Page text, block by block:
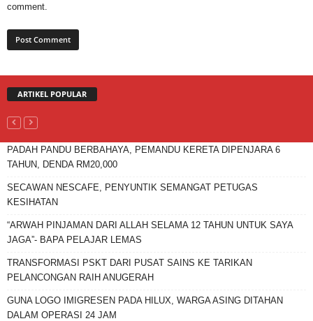
comment.
ARTIKEL POPULAR
PADAH PANDU BERBAHAYA, PEMANDU KERETA DIPENJARA 6
TAHUN, DENDA RM20,000
SECAWAN NESCAFE, PENYUNTIK SEMANGAT PETUGAS
KESIHATAN
“ARWAH PINJAMAN DARI ALLAH SELAMA 12 TAHUN UNTUK SAYA
JAGA”- BAPA PELAJAR LEMAS
TRANSFORMASI PSKT DARI PUSAT SAINS KE TARIKAN
PELANCONGAN RAIH ANUGERAH
GUNA LOGO IMIGRESEN PADA HILUX, WARGA ASING DITAHAN
DALAM OPERASI 24 JAM